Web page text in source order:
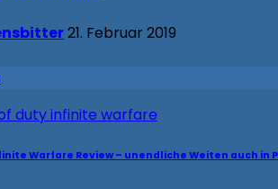
21. Februar 2019
Warfare Review – unendliche Weiten auch in